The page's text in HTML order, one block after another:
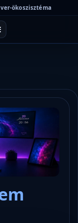
ökoszisztéma